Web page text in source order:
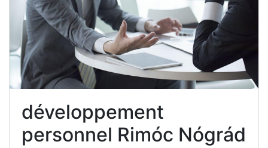
développement
personnel Rimóc Nógrád